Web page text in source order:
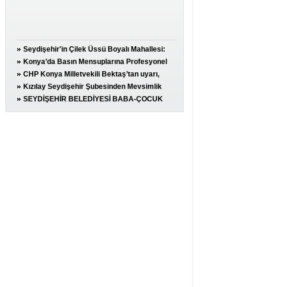
Seydişehir'in Çilek Üssü Boyalı Mahallesi:
Haftada 100 Ton Üretim...
Konya’da Basın Mensuplarına Profesyonel
Uçuş Yetkisi
CHP Konya Milletvekili Bektaş’tan uyarı,
üretimi ve ticareti canlandıracak adımlar
gecikmeden atılmalıdır
Kızılay Seydişehir Şubesinden Mevsimlik
Tarım İşçilerine Anlamlı Ziyaret
SEYDİŞEHİR BELEDİYESİ BABA-ÇOCUK
KAMPI SONA ERDİ